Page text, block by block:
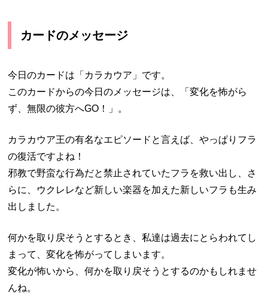
カードのメッセージ
今日のカードは「カラカウア」です。
このカードからの今日のメッセージは、「変化を怖がら
ず、無限の彼方へGO！」。
カラカウア王の有名なエピソードと言えば、やっぱりフラ
の復活ですよね！
邪教で野蛮な行為だと禁止されていたフラを救い出し、さ
らに、ウクレレなど新しい楽器を加えた新しいフラも生み
出しました。
何かを取り戻そうとするとき、私達は過去にとらわれてし
まって、変化を怖がってしまいます。
変化が怖いから、何かを取り戻そうとするのかもしれませ
んね。